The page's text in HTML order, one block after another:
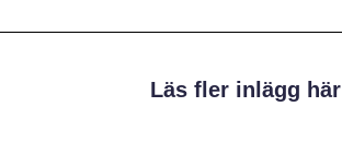
Läs fler inlägg här